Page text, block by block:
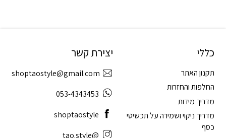
כללי
תקנון האתר
החלפות והחזרות
מדריך מידות
מדריך ניקוי ושמירה על תכשיטי
כסף
יצירת קשר
shoptaostyle@gmail.com
053-4343453
shoptaostyle
@tao.style